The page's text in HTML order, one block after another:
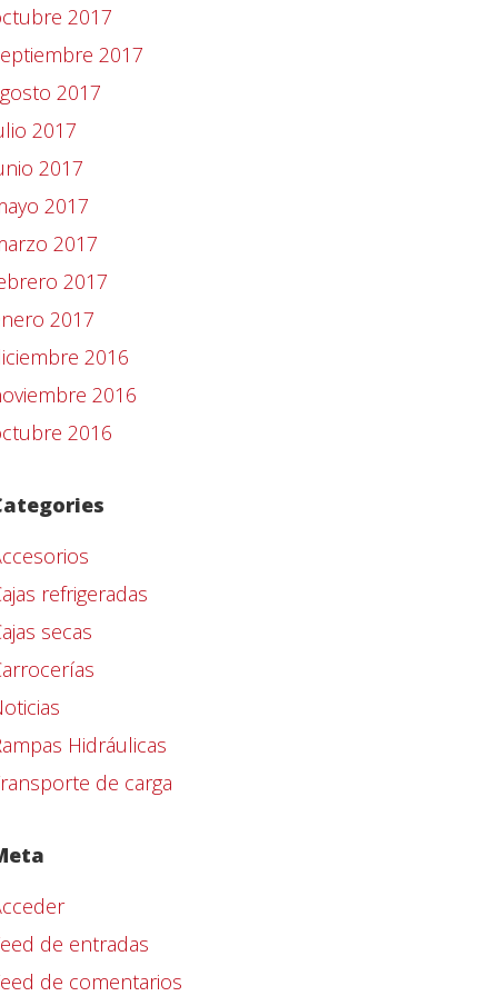
2017
2017
2017
2017
2017
2017
2017
2017
2017
2016
2016
2016
refrigeradas
secas
Hidráulicas
de carga
de entradas
de comentarios